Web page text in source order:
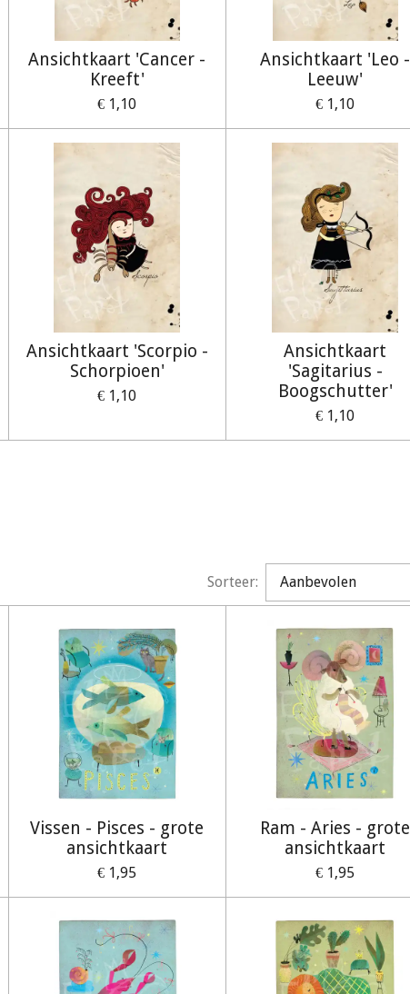
Ansichtkaart 'Cancer -
Kreeft'
€ 1,10
Ansichtkaart 'Leo -
Leeuw'
€ 1,10
Ansichtkaart 'Scorpio -
Schorpioen'
€ 1,10
Ansichtkaart
'Sagitarius -
Boogschutter'
€ 1,10
Sorteer:
Vissen - Pisces - grote
ansichtkaart
€ 1,95
Ram - Aries - grote
ansichtkaart
€ 1,95